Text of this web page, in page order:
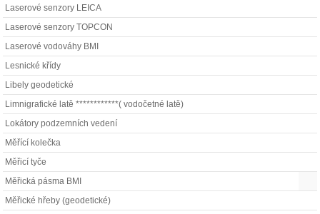
Laserové senzory LEICA
Laserové senzory TOPCON
Laserové vodováhy BMI
Lesnické křídy
Libely geodetické
Limnigrafické latě ************( vodočetné latě)
Lokátory podzemních vedení
Měřící kolečka
Měřicí tyče
Měřická pásma BMI
Měřické hřeby (geodetické)